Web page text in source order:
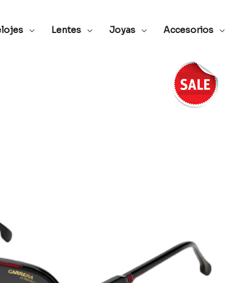
Lentes Joyas Accesorios